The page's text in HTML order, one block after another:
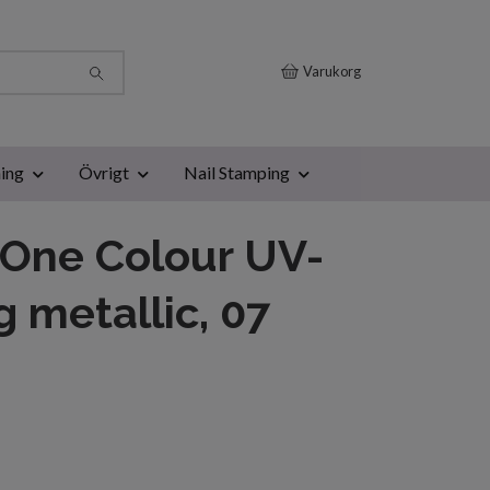
Varukorg
Övrigt Nail Stamping
Colour UV-
metallic, 07